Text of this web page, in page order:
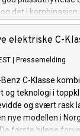
det i kombinasjon
elektriske C-
| Pressemelding
C-Klasse
og teknologi i
og svært rask
nye modellen i
første bilene